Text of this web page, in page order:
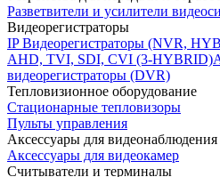
Разветвители и усилители
Видеорегистраторы
IP Видеорегистраторы (NVR,
AHD, TVI, SDI, CVI (3-HYBRID)
видеорегистраторы (DVR)
Тепловизионное оборудование
Стационарные тепловизоры
Пульты управления
Аксессуары для видеонаблюдения
Аксессуары для видеокамер
Считыватели и терминалы